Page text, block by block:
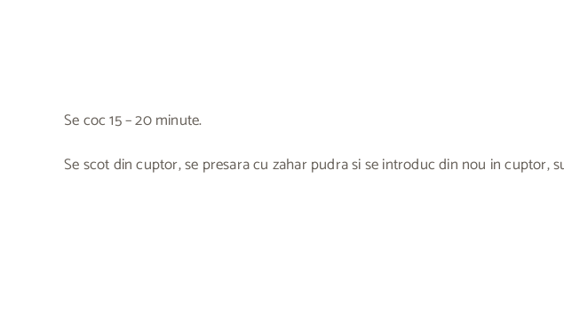
Se coc 15 – 20 minute.
Se scot din cuptor, se presara cu zahar pudra si se introduc din nou in